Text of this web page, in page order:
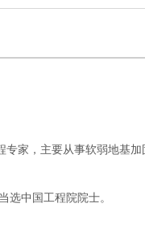
，主要从事软弱地基加
中国工程院院士。